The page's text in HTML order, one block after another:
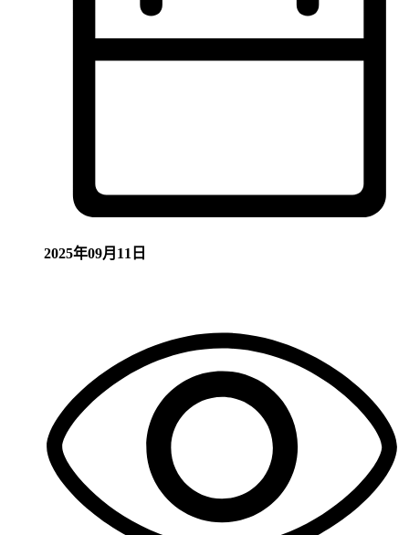
2025年09月11日